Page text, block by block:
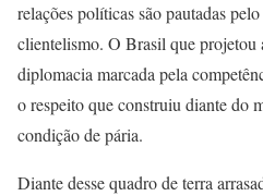
relações políticas são pautadas
clientelismo. O Brasil que projetou
diplomacia marcada pela
o respeito que construiu diante do
condição de pária.
Diante desse quadro de terra